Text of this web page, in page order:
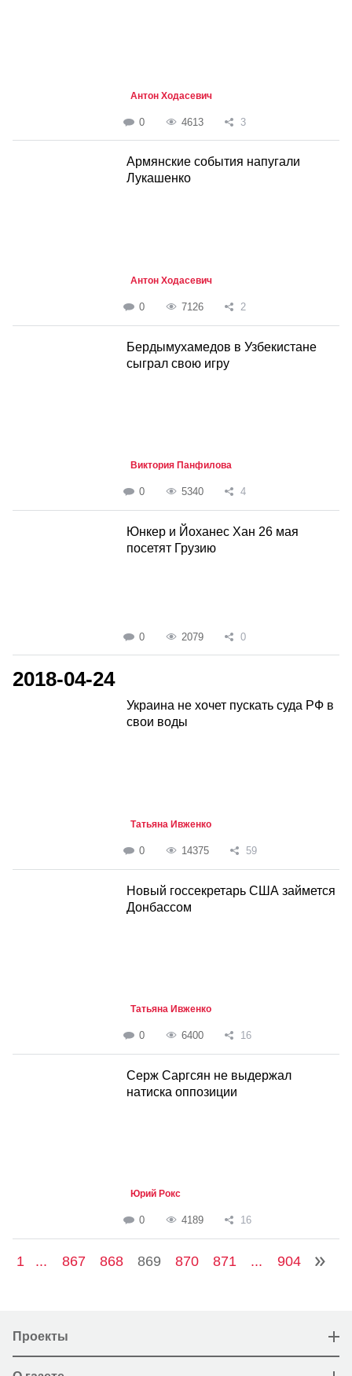
Антон Ходасевич
0 4613 3
Армянские события напугали
Лукашенко
Антон Ходасевич
0 7126 2
Бердымухамедов в Узбекистане
сыграл свою игру
Виктория Панфилова
0 5340 4
Юнкер и Йоханес Хан 26 мая
посетят Грузию
0 2079 0
2018-04-24
Украина не хочет пускать суда РФ в
свои воды
Татьяна Ивженко
0 14375 59
Новый госсекретарь США займется
Донбассом
Татьяна Ивженко
0 6400 16
Серж Саргсян не выдержал
натиска оппозиции
Юрий Рокс
0 4189 16
1 ... 867 868 869 870 871 ... 904
Проекты